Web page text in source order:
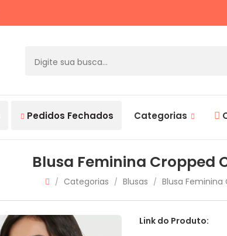
Pedidos Fechados Categorias
Blusa Feminina Cropped
/ Categorias / Blusas / Blusa Feminina
Link do Produto: